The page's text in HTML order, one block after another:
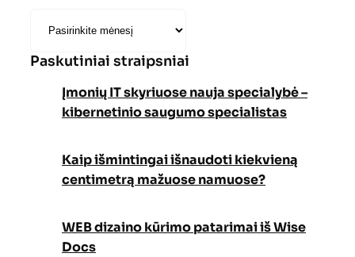
Paskutiniai straipsniai
Įmonių IT skyriuose nauja specialybė –
kibernetinio saugumo specialistas
Kaip išmintingai išnaudoti kiekvieną
centimetrą mažuose namuose?
WEB dizaino kūrimo patarimai iš Wise
Docs